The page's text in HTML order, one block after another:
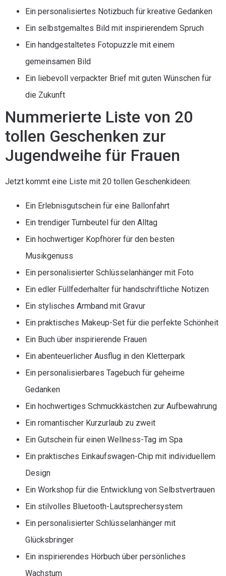
Ein personalisiertes Notizbuch für kreative Gedanken
Ein selbstgemaltes Bild mit inspirierendem Spruch
Ein handgestaltetes Fotopuzzle mit einem
gemeinsamen Bild
Ein liebevoll verpackter Brief mit guten Wünschen für
die Zukunft
Nummerierte Liste von 20
tollen Geschenken zur
Jugendweihe für Frauen
Jetzt kommt eine Liste mit 20 tollen Geschenkideen:
Ein Erlebnisgutschein für eine Ballonfahrt
Ein trendiger Turnbeutel für den Alltag
Ein hochwertiger Kopfhörer für den besten
Musikgenuss
Ein personalisierter Schlüsselanhänger mit Foto
Ein edler Füllfederhalter für handschriftliche Notizen
Ein stylisches Armband mit Gravur
Ein praktisches Makeup-Set für die perfekte Schönheit
Ein Buch über inspirierende Frauen
Ein abenteuerlicher Ausflug in den Kletterpark
Ein personalisierbares Tagebuch für geheime
Gedanken
Ein hochwertiges Schmuckkästchen zur Aufbewahrung
Ein romantischer Kurzurlaub zu zweit
Ein Gutschein für einen Wellness-Tag im Spa
Ein praktisches Einkaufswagen-Chip mit individuellem
Design
Ein Workshop für die Entwicklung von Selbstvertrauen
Ein stilvolles Bluetooth-Lautsprechersystem
Ein personalisierter Schlüsselanhänger mit
Glücksbringer
Ein inspirierendes Hörbuch über persönliches
Wachstum